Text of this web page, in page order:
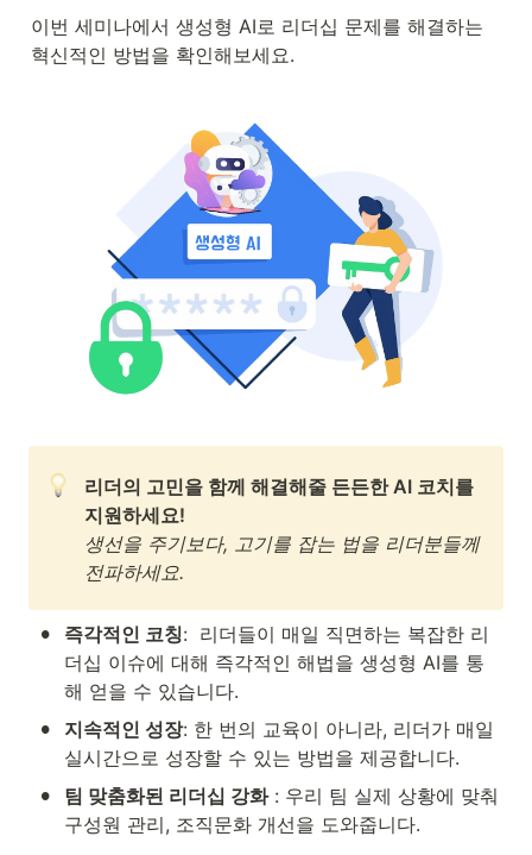
이번 세미나에서 생성형 AI로 리더십 문제를 해결하는
혁신적인 방법을 확인해보세요.
리더의 고민을 함께 해결해줄 든든한 AI 코치를
생선을 주기보다, 고기를 잡는 법을 리더분들께
전파하세요.
• 즉각적인 코칭:  리더들이 매일 직면하는 복잡한 리
더십 이슈에 대해 즉각적인 해법을 생성형 AI를 통
해 얻을 수 있습니다.
• 지속적인 성장: 한 번의 교육이 아니라, 리더가 매일
실시간으로 성장할 수 있는 방법을 제공합니다.
• 팀 맞춤화된 리더십 강화 : 우리 팀 실제 상황에 맞춰
구성원 관리, 조직문화 개선을 도와줍니다.